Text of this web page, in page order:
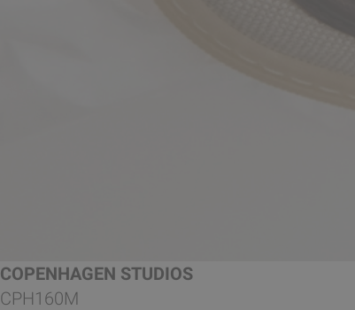
COPENHAGEN STUDIOS
CPH160M